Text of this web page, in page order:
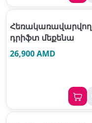
Հեռակառավարվող
դրիֆտ մեքենա
26,900 AMD